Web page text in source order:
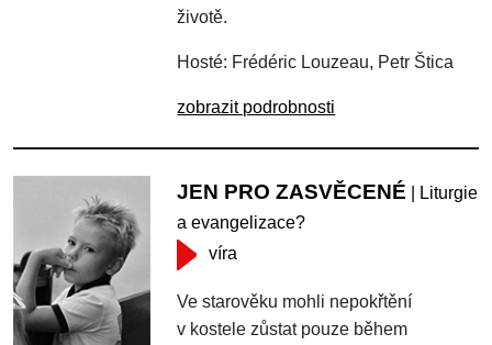
životě.
Hosté: Frédéric Louzeau, Petr Štica
zobrazit podrobnosti
JEN PRO ZASVĚCENÉ | Liturgie
a evangelizace?
víra
Ve starověku mohli nepokřtění
v kostele zůstat pouze během